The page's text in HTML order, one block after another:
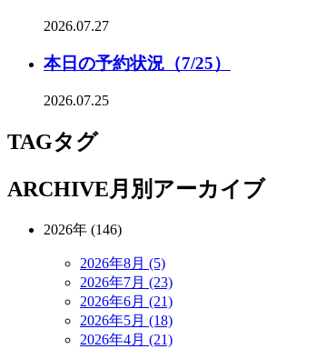
2026.07.27
本日の予約状況（7/25）
2026.07.25
TAGタグ
ARCHIVE月別アーカイブ
2026年 (146)
2026年8月 (5)
2026年7月 (23)
2026年6月 (21)
2026年5月 (18)
2026年4月 (21)